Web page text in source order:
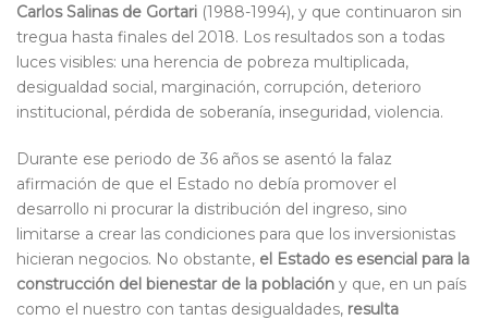
Carlos Salinas de Gortari (1988-1994), y que continuaron sin
tregua hasta finales del 2018. Los resultados son a todas
luces visibles: una herencia de pobreza multiplicada,
desigualdad social, marginación, corrupción, deterioro
institucional, pérdida de soberanía, inseguridad, violencia.
Durante ese periodo de 36 años se asentó la falaz
afirmación de que el Estado no debía promover el
desarrollo ni procurar la distribución del ingreso, sino
limitarse a crear las condiciones para que los inversionistas
hicieran negocios. No obstante, el Estado es esencial para la
construcción del bienestar de la población y que, en un país
como el nuestro con tantas desigualdades, resulta